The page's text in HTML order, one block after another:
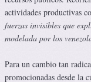
actividades productivas
fuerzas invisibles que
modelada por los
Para un cambio tan
promocionadas desde la